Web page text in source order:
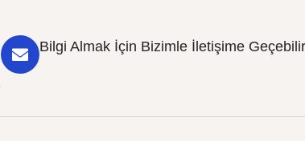
Bilgi Almak İçin Bizimle İletişime